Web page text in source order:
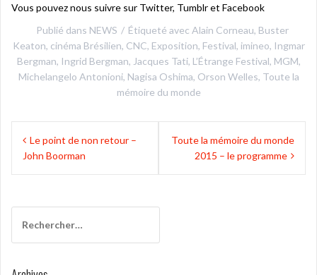
Vous pouvez nous suivre sur Twitter, Tumblr et Facebook
Publié dans NEWS Étiqueté avec Alain Corneau, Buster
Keaton, cinéma Brésilien, CNC, Exposition, Festival, imineo, Ingmar
Bergman, Ingrid Bergman, Jacques Tati, L’Étrange Festival, MGM,
Michelangelo Antonioni, Nagisa Oshima, Orson Welles, Toute la
mémoire du monde
Navigation
deLe point de non retour –
John Boorman
Toute la mémoire du monde
2015 – le programme